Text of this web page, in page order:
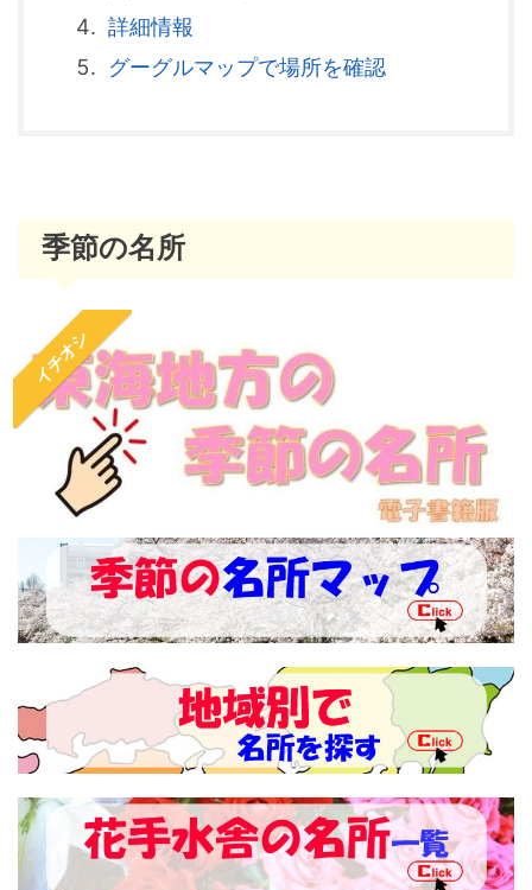
詳細情報
グーグルマップで場所を確認
季節の名所
イチオシ